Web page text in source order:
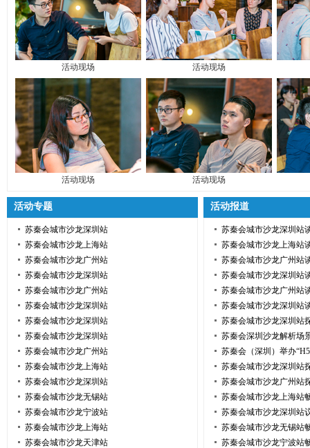
活动现场 活动现场
活动现场 活动现场
活动专题
苏秦会城市沙龙深圳站
苏秦会城市沙龙上海站
苏秦会城市沙龙广州站
苏秦会城市沙龙深圳站
苏秦会城市沙龙广州站
苏秦会城市沙龙深圳站
苏秦会城市沙龙深圳站
苏秦会城市沙龙深圳站
苏秦会城市沙龙广州站
苏秦会城市沙龙上海站
苏秦会城市沙龙深圳站
苏秦会城市沙龙无锡站
苏秦会城市沙龙宁波站
苏秦会城市沙龙上海站
苏秦会城市沙龙天津站
活动报道
苏秦会城市沙龙深圳站
苏秦会城市沙龙上海站
苏秦会城市沙龙广州站
苏秦会城市沙龙深圳站
苏秦会城市沙龙广州站
苏秦会城市沙龙深圳站
苏秦会城市沙龙深圳站
苏秦会深圳沙龙解析场
苏秦会（深圳）举办
苏秦会城市沙龙深圳站
苏秦会城市沙龙广州站
苏秦会城市沙龙上海站
苏秦会城市沙龙深圳站
苏秦会城市沙龙无锡站
苏秦会城市沙龙宁波站